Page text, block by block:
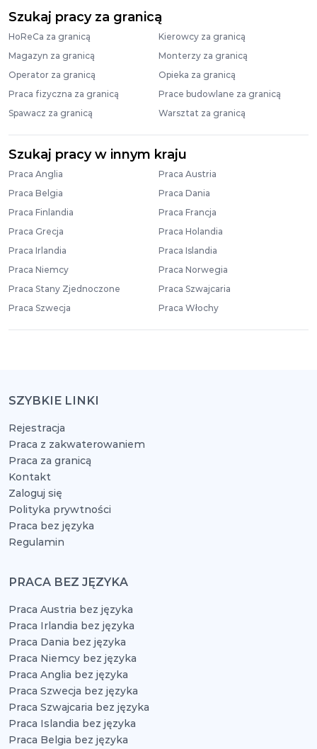
Szukaj pracy za granicą
HoReCa za granicą
Kierowcy za granicą
Magazyn za granicą
Monterzy za granicą
Operator za granicą
Opieka za granicą
Praca fizyczna za granicą
Prace budowlane za granicą
Spawacz za granicą
Warsztat za granicą
Szukaj pracy w innym kraju
Praca Anglia
Praca Austria
Praca Belgia
Praca Dania
Praca Finlandia
Praca Francja
Praca Grecja
Praca Holandia
Praca Irlandia
Praca Islandia
Praca Niemcy
Praca Norwegia
Praca Stany Zjednoczone
Praca Szwajcaria
Praca Szwecja
Praca Włochy
SZYBKIE LINKI
Rejestracja
Praca z zakwaterowaniem
Praca za granicą
Kontakt
Zaloguj się
Polityka prywtności
Praca bez języka
Regulamin
PRACA BEZ JĘZYKA
Praca Austria bez języka
Praca Irlandia bez języka
Praca Dania bez języka
Praca Niemcy bez języka
Praca Anglia bez języka
Praca Szwecja bez języka
Praca Szwajcaria bez języka
Praca Islandia bez języka
Praca Belgia bez języka